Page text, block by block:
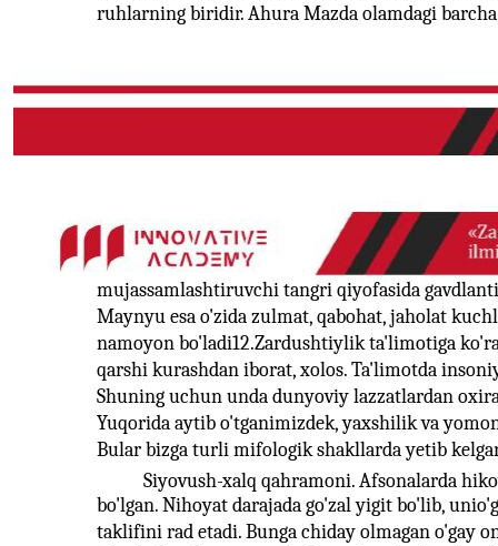
ruhlarning biridir. Ahura Mazda olamdagi
mujassamlashtiruvchi tangri qiyofasida
Maynyu esa o'zida zulmat, qabohat, jaholat
namoyon bo'ladi12.Zardushtiylik ta'limotiga
qarshi kurashdan iborat, xolos. Ta'limotda
Shuning uchun unda dunyoviy lazzatlardan
Yuqorida aytib o'tganimizdek, yaxshilik va
Bular bizga turli mifologik shakllarda yetib
Siyovush-xalq qahramoni. Afsonalarda
bo'lgan. Nihoyat darajada go'zal yigit bo'lib,
taklifini rad etadi. Bunga chiday olmagan o'gay